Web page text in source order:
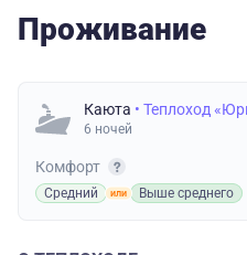
Проживание
Каюта • Теплоход
6 ночей
Комфорт
Средний Выше среднего